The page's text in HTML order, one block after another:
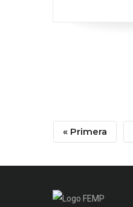
Paginación
Primera
« Primera